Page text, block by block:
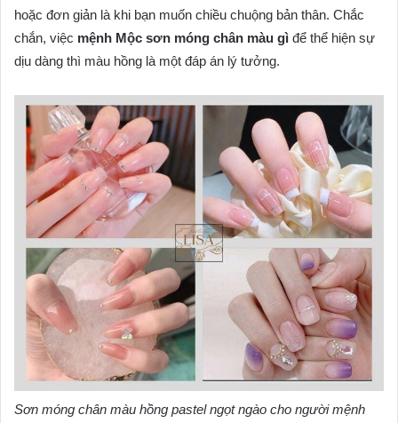
hoặc đơn giản là khi bạn muốn chiều chuộng bản thân. Chắc
chắn, việc mệnh Mộc sơn móng chân màu gì để thể hiện sự
dịu dàng thì màu hồng là một đáp án lý tưởng.
Sơn móng chân màu hồng pastel ngọt ngào cho người mệnh